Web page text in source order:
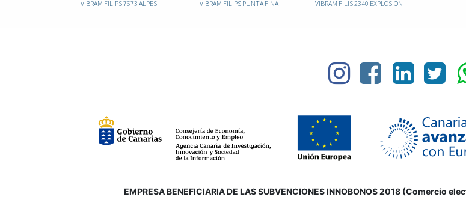
VIBRAM FILIPS 7673 ALPES VIBRAM FILIPS PUNTA FINA VIBRAM FILIS 2340 EXPLOSION
EMPRESA BENEFICIARIA DE LAS SUBVENCIONES INNOBONOS 2018 (Comercio